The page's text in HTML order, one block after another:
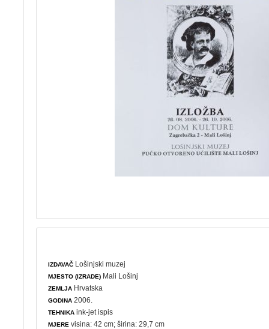
IZDAVAČ Lošinjski muzej
MJESTO (IZRADE) Mali Lošinj
ZEMLJA Hrvatska
GODINA 2006.
TEHNIKA ink-jet ispis
MJERE visina: 42 cm; širina: 29,7 cm